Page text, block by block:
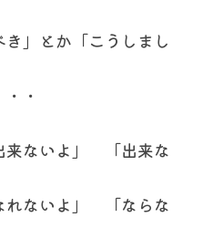
」とか「こうしまし
・
来ないよ」　「出来な
ないよ」　「ならな